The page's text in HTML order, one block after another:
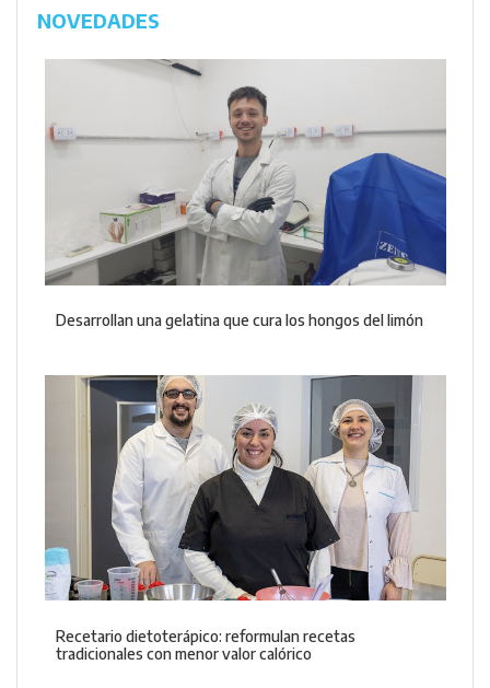
NOVEDADES
Desarrollan una gelatina que cura los hongos del limón
Recetario dietoterápico: reformulan recetas
tradicionales con menor valor calórico